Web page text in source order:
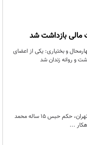
مالی بازداشت شد
و بختیاری: یکی از اعضای
و روانه زندان شد
مرکز رسانه قوه قضائیه: با اقدام اجرای احکام دادسرای تهران، حکم حبس ۱۵ ساله محمد
...